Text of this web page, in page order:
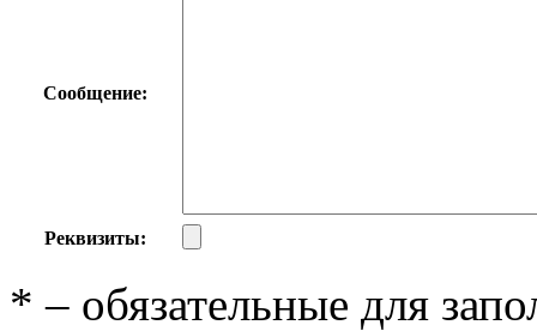
Сообщение:
Реквизиты:
* – обязательные для